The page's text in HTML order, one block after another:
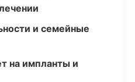
и семейные
на импланты и